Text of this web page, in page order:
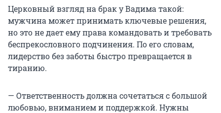
Церковный взгляд на брак у Вадима такой:
мужчина может принимать ключевые решения,
но это не дает ему права командовать и требовать
беспрекословного подчинения. По его словам,
лидерство без заботы быстро превращается в
тиранию.
— Ответственность должна сочетаться с большой
любовью, вниманием и поддержкой. Нужны